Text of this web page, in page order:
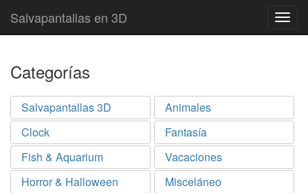
Salvapantallas en 3D
Categorías
Salvapantallas 3D
Animales
Clock
Fantasía
Fish & Aquarium
Vacaciones
Horror & Halloween
Misceláneo